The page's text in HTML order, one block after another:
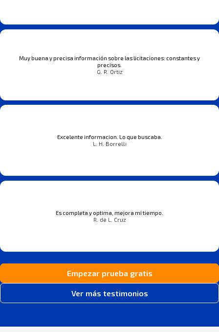
Muy buena y precisa información sobre las licitaciones: constantes y
precisos.
G. R. Ortiz
Excelente informacion. Lo que buscaba.
L. H. Borrelli
Es completa y optima, mejora mi tiempo.
R. de L. Cruz
Empezar prueba gratis
Ver más testimonios